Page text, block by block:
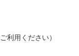
利用ください）